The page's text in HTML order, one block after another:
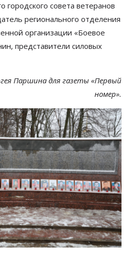
городского совета ветеранов
регионального отделения
организации «Боевое
представители силовых
Паршина для газеты «Первый
номер».